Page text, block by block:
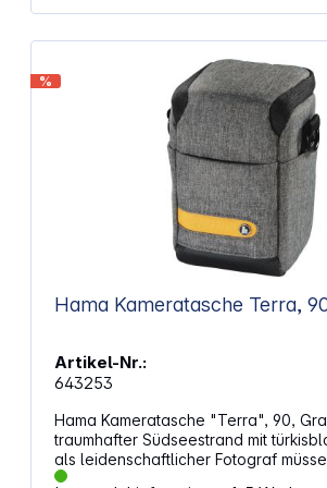
Stofffarbe aufgesetzt. Die MALAGA
getragen werden. Eigenschaften: Außenmaterial:
450D Rip-Stop Polyester mit PU-
Schutz vor Regen Stabile Polsterung für optimalen
Schutz vor Stößen Angenehm weicher Tragegriff in
Aufnahme des Tragegurtes Schultergurt mit
Metallkarabiner und mit Polster in
Gürtelschlaufe auf der
Wasserabweisender
zum Schutz gegen Abrieb und Schmutz
%
Artikel-Nr.:
643253
Hama Kameratasche "Terra", 90,
traumhafter Südseestrand mit
als leidenschaftlicher Fotograf
Eindruck festhalten. Vom Filter bis